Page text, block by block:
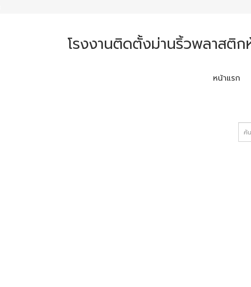
โรงงานติดตั้งม่านริ้วพลาสติ
หน้าแรก